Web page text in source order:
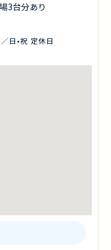
3台分あり
日•祝 定休日